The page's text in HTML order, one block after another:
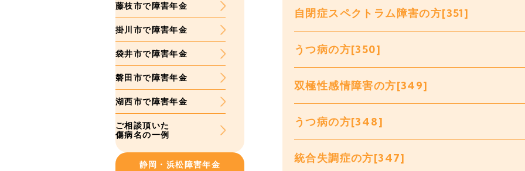
自閉症スペクトラム障害の方[351]
うつ病の方[350]
双極性感情障害の方[349]
うつ病の方[348]
統合失調症の方[347]
藤枝市で障害年金
掛川市で障害年金
袋井市で障害年金
磐田市で障害年金
湖西市で障害年金
ご相談頂いた
傷病名の一例
静岡・浜松障害年金